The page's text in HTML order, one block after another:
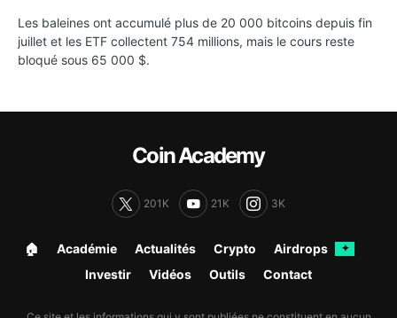
Les baleines ont accumulé plus de 20 000 bitcoins depuis fin
juillet et les ETF collectent 754 millions, mais le cours reste
bloqué sous 65 000 $.
Coin Academy
201K 21K 3K
🏠︎ Académie Actualités Crypto Airdrops ✦
Investir Vidéos Outils Contact